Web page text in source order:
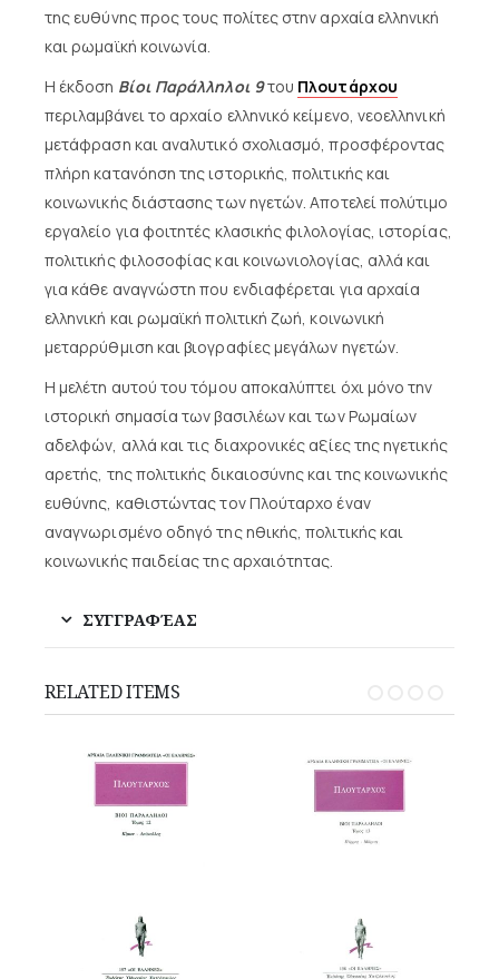
της ευθύνης προς τους πολίτες στην αρχαία ελληνική
και ρωμαϊκή κοινωνία.
Η έκδοση Βίοι Παράλληλοι 9του Πλουτάρχου
περιλαμβάνει το αρχαίο ελληνικό κείμενο, νεοελληνική
μετάφραση και αναλυτικό σχολιασμό, προσφέροντας
πλήρη κατανόηση της ιστορικής, πολιτικής και
κοινωνικής διάστασης των ηγετών. Αποτελεί πολύτιμο
εργαλείο για φοιτητές κλασικής φιλολογίας, ιστορίας,
πολιτικής φιλοσοφίας και κοινωνιολογίας, αλλά και
για κάθε αναγνώστη που ενδιαφέρεται για αρχαία
ελληνική και ρωμαϊκή πολιτική ζωή, κοινωνική
μεταρρύθμιση και βιογραφίες μεγάλων ηγετών.
Η μελέτη αυτού του τόμου αποκαλύπτει όχι μόνο την
ιστορική σημασία των βασιλέων και των Ρωμαίων
αδελφών, αλλά και τις διαχρονικές αξίες της ηγετικής
αρετής, της πολιτικής δικαιοσύνης και της κοινωνικής
ευθύνης, καθιστώντας τον Πλούταρχο έναν
αναγνωρισμένο οδηγό της ηθικής, πολιτικής και
κοινωνικής παιδείας της αρχαιότητας.
ΣΥΓΓΡΑΦΈΑΣ
RELATED ITEMS